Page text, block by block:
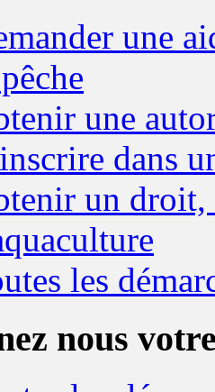
une
une
dans
un droit,
les
nous